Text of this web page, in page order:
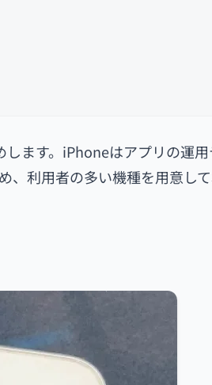
ます。iPhoneはアプリの運用
、利用者の多い機種を用意して